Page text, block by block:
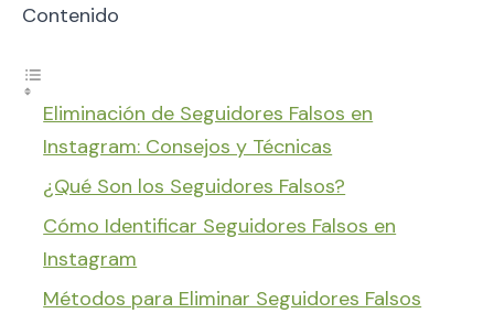
Contenido
Eliminación de Seguidores Falsos en
Instagram: Consejos y Técnicas
¿Qué Son los Seguidores Falsos?
Cómo Identificar Seguidores Falsos en
Instagram
Métodos para Eliminar Seguidores Falsos